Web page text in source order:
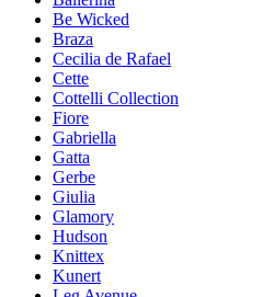
Be Wicked
Braza
Cecilia de Rafael
Cette
Cottelli Collection
Fiore
Gabriella
Gatta
Gerbe
Giulia
Glamory
Hudson
Knittex
Kunert